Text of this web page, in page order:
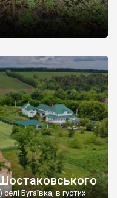
Шостаковського
Бугаївка, в густих